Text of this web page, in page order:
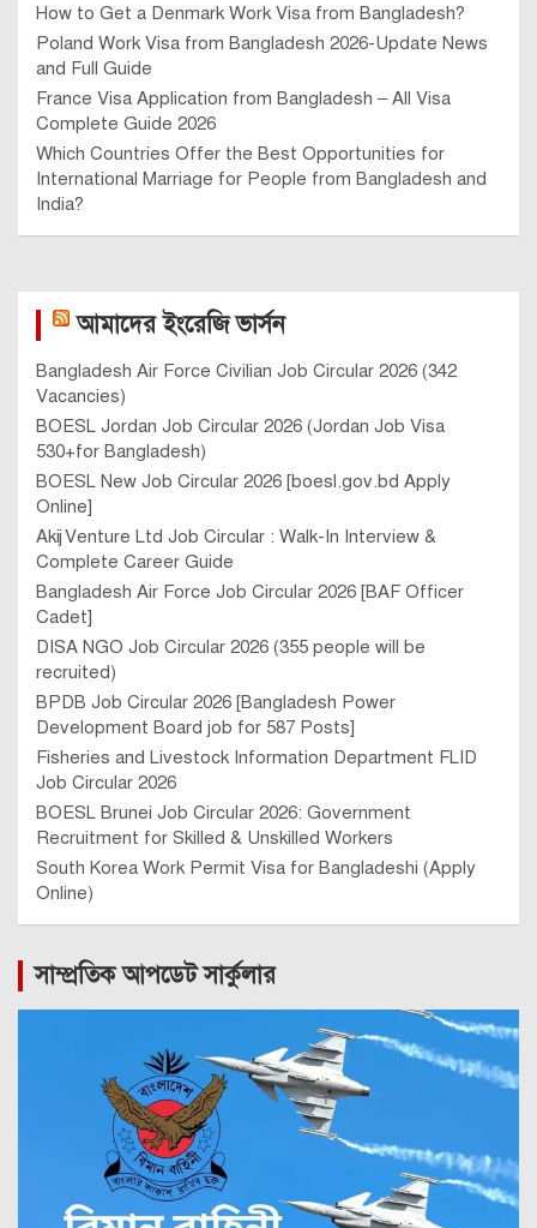
How to Get a Denmark Work Visa from Bangladesh?
Poland Work Visa from Bangladesh 2026-Update News
and Full Guide
France Visa Application from Bangladesh – All Visa
Complete Guide 2026
Which Countries Offer the Best Opportunities for
International Marriage for People from Bangladesh and
India?
আমাদের ইংরেজি ভার্সন
Bangladesh Air Force Civilian Job Circular 2026 (342
Vacancies)
BOESL Jordan Job Circular 2026 (Jordan Job Visa
530+for Bangladesh)
BOESL New Job Circular 2026 [boesl.gov.bd Apply
Online]
Akij Venture Ltd Job Circular : Walk-In Interview &
Complete Career Guide
Bangladesh Air Force Job Circular 2026 [BAF Officer
Cadet]
DISA NGO Job Circular 2026 (355 people will be
recruited)
BPDB Job Circular 2026 [Bangladesh Power
Development Board job for 587 Posts]
Fisheries and Livestock Information Department FLID
Job Circular 2026
BOESL Brunei Job Circular 2026: Government
Recruitment for Skilled & Unskilled Workers
South Korea Work Permit Visa for Bangladeshi (Apply
Online)
সাম্প্রতিক আপডেট সার্কুলার